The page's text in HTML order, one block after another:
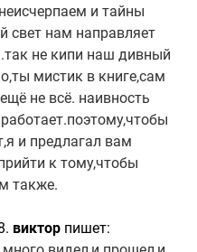
и тайны
свет нам направляет
не кипи наш дивный
мистик в книге,сам
не всё. наивность
и предлагал вам
к тому,чтобы
также.
виктор пишет: